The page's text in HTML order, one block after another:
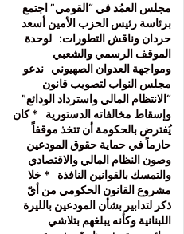
مجلس العمُد في “القومي” اجتمع
برئاسة رئيس الحزب الأمين أسعد
حردان وناقش التطورات: لوحدة
الموقف الرسمي والشعبي
ومواجهة العدوان الصهيوني ندعو
مجلس النواب لتصويب قانون
“الانتظام المالي واسترداد الودائع”
وإسقاط مخالفاته الدستورية * كان
يُفترض بالحكومة أن تتخذ موقفاً
حازماً في حماية حقوق المودعين
وصون النظام المالي والاقتصادي
والتمسك بالقوانين النافذة * خلا
مشروع القانون الحكومي من أيّ
ذكر لتدابير بشأن المودعين بالليرة
اللبنانية وكأنه يبلغهم بتلاشي